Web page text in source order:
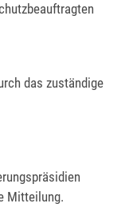
das zuständige
Mitteilung.